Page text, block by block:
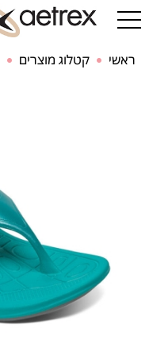
ראשי קטלוג מוצרים